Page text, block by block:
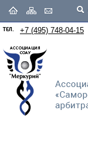
ТЕЛ. +7 (495) 748-04-15